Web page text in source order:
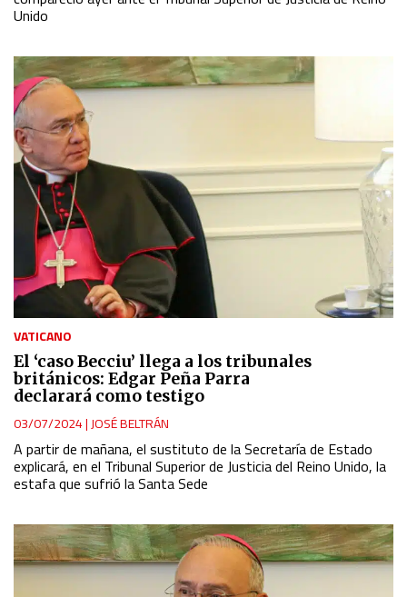
Unido
VATICANO
El ‘caso Becciu’ llega a los tribunales
británicos: Edgar Peña Parra
declarará como testigo
03/07/2024| JOSÉ BELTRÁN
A partir de mañana, el sustituto de la Secretaría de Estado
explicará, en el Tribunal Superior de Justicia del Reino Unido, la
estafa que sufrió la Santa Sede